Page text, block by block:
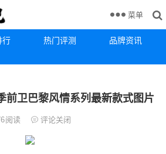
行 热门评测
品牌资讯
菜单
前卫巴黎风情系列最新款式图片
阅读 评论关闭